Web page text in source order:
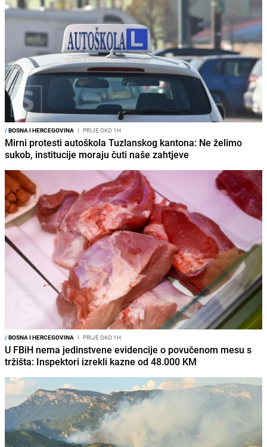
/BOSNA I HERCEGOVINA I PRIJE OKO 1H
Mirni protesti autoškola Tuzlanskog kantona: Ne želimo
sukob, institucije moraju čuti naše zahtjeve
/BOSNA I HERCEGOVINA I PRIJE OKO 1H
U FBiH nema jedinstvene evidencije o povučenom mesu s
tržišta: Inspektori izrekli kazne od 48.000 KM